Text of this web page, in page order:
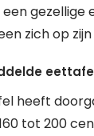
gezellige
zich op
heeft
tot 200